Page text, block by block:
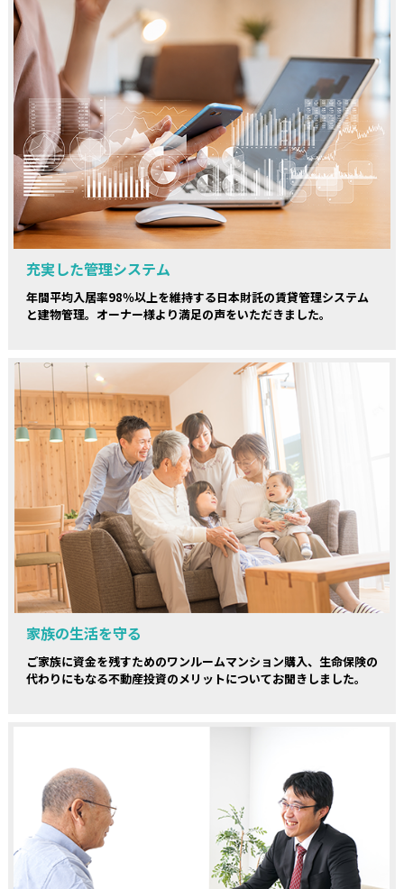
充実した管理システム
年間平均入居率98％以上を維持する日本財託の賃貸管理システム
と建物管理。オーナー様より満足の声をいただきました。
家族の生活を守る
ご家族に資金を残すためのワンルームマンション購入、生命保険の
代わりにもなる不動産投資のメリットについてお聞きしました。